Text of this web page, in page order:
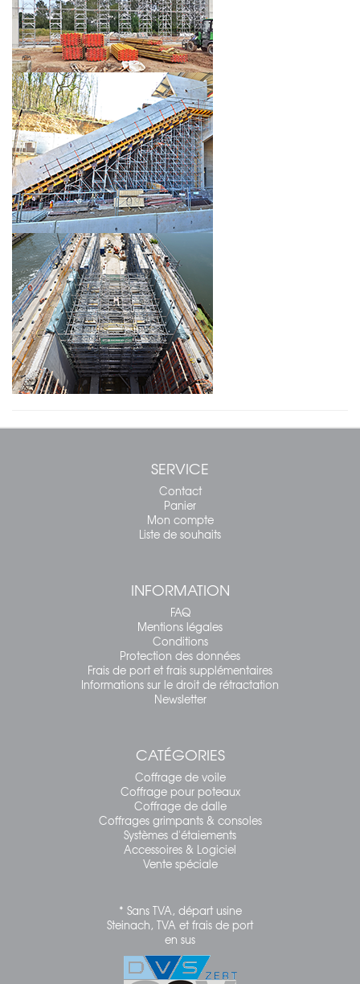
SERVICE
Contact
Panier
Mon compte
Liste de souhaits
INFORMATION
FAQ
Mentions légales
Conditions
Protection des données
Frais de port et frais supplémentaires
Informations sur le droit de rétractation
Newsletter
CATÉGORIES
Coffrage de voile
Coffrage pour poteaux
Coffrage de dalle
Coffrages grimpants & consoles
Systèmes d'étaiements
Accessoires & Logiciel
Vente spéciale
* Sans TVA, départ usine
Steinach, TVA et frais de port
en sus